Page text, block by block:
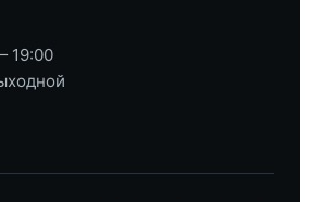
19:00